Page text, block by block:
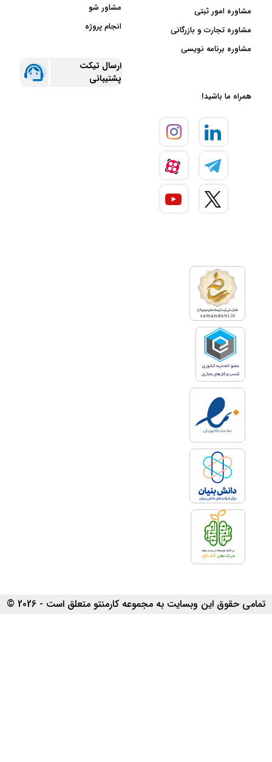
مشاوره امور ثبتی
مشاوره تجارت و بازرگانی
مشاوره برنامه نویسی
مشاور شو
انجام پروژه
ارسال تیکت
پشتیبانی
همراه ما باشید!
تمامی حقوق این وبسایت به مجموعه کارمنتو متعلق است - 2026 ©